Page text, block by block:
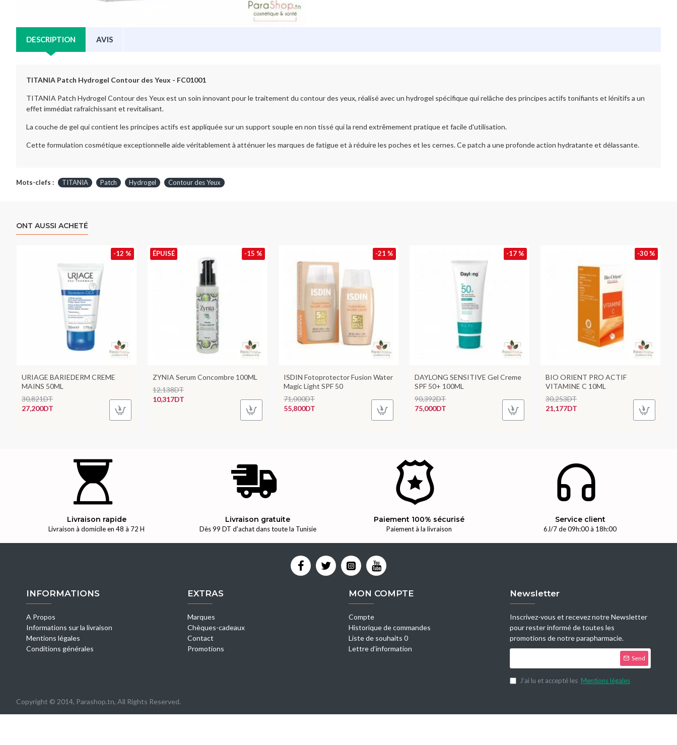
DESCRIPTION AVIS
TITANIA Patch Hydrogel Contour des Yeux - FC01001
TITANIA Patch Hydrogel Contour des Yeux est un soin innovant pour le traitement du contour des yeux, réalisé avec un hydrogel spécifique qui relâche des principes actifs tonifiants et lénitifs a un
effet immédiat rafraîchissant et revitalisant.
La couche de gel qui contient les principes actifs est appliquée sur un support souple en non tissé qui la rend extrêmement pratique et facile d'utilisation.
Cette formulation cosmétique exceptionnelle aide véritablement à atténuer les marques de fatigue et à réduire les poches et les cernes. Ce patch a une profonde action hydratante et délassante.
Mots-clefs : TITANIA Patch Hydrogel Contour des Yeux
ONT AUSSI ACHETÉ
-12 %
URIAGE BARIEDERM CREME
MAINS 50ML
27,200DT
30,821DT
-15 %
ÉPUISÉ
ZYNIA Serum Concombre 100ML
10,317DT
12,138DT
-21 %
ISDIN Fotoprotector Fusion Water
Magic Light SPF 50
55,800DT
71,000DT
-17 %
DAYLONG SENSITIVE Gel Creme
SPF 50+ 100ML
75,000DT
90,392DT
-30 %
BIO ORIENT PRO ACTIF
VITAMINE C 10ML
21,177DT
30,253DT
Livraison rapide
Livraison à domicile en 48 à 72 H
Livraison gratuite
Dès 99 DT d'achat dans toute la Tunisie
Paiement 100% sécurisé
Paiement à la livraison
Service client
6J/7 de 09h:00 à 18h:00
INFORMATIONS
A Propos
Informations sur la livraison
Mentions légales
Conditions générales
EXTRAS
Marques
Chèques-cadeaux
Contact
Promotions
MON COMPTE
Compte
Historique de commandes
Liste de souhaits 0
Lettre d’information
Newsletter
Inscrivez-vous et recevez notre Newsletter
pour rester informé de toutes les
promotions de notre parapharmacie.
Send
J’ai lu et accepté les Mentions légales
Copyright © 2014, Parashop.tn, All Rights Reserved.